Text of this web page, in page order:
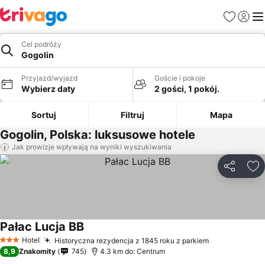
Ulubione
Cel podróży
Gogolin
Przyjazd/wyjazd
Wybierz daty
Goście i pokoje
2 gości, 1 pokój.
Sortuj Filtruj Mapa
Gogolin, Polska: luksusowe hotele
Jak prowizje wpływają na wyniki wyszukiwania
3 Kategoria
Hotel Historyczna rezydencja z 1845 roku z parkiemWyświetl
Pałac Lucja BBWyświetl ceny
8,9 Znakomity 745 4.3 km do: Centrum